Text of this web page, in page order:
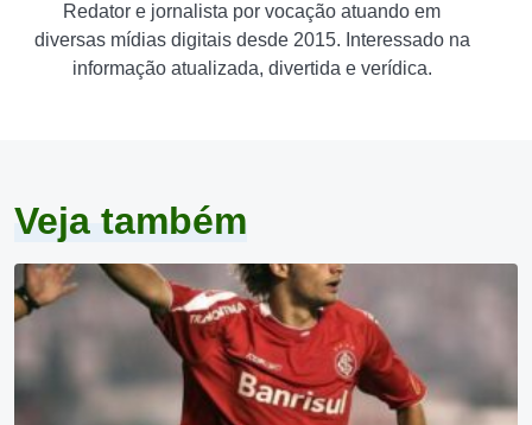
Redator e jornalista por vocação atuando em
diversas mídias digitais desde 2015. Interessado na
informação atualizada, divertida e verídica.
Veja também